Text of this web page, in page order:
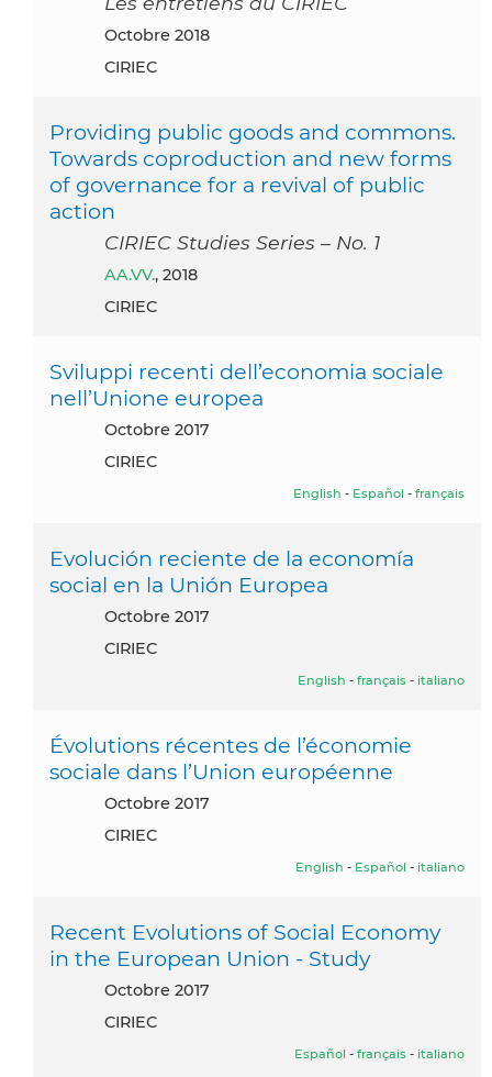
octobre 2018
CIRIEC
Providing public goods and commons.
Towards coproduction and new forms
of governance for a revival of public
action
CIRIEC Studies Series – No. 1
AA.VV., 2018
CIRIEC
Sviluppi recenti dell’economia sociale
nell’Unione europea
octobre 2017
CIRIEC
English - Español - français
Evolución reciente de la economía
social en la Unión Europea
octobre 2017
CIRIEC
English - français - italiano
Évolutions récentes de l’économie
sociale dans l’Union européenne
octobre 2017
CIRIEC
English - Español - italiano
Recent Evolutions of Social Economy
in the European Union - Study
octobre 2017
CIRIEC
Español - français - italiano